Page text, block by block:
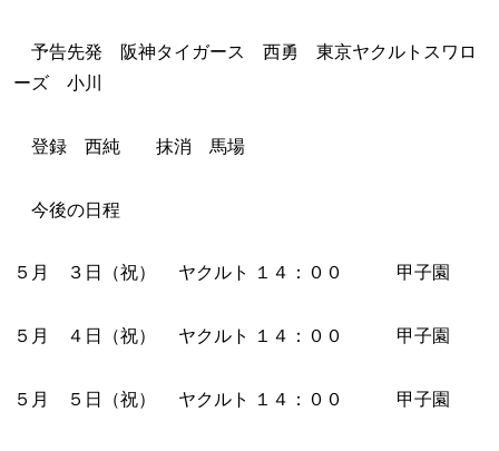
予告先発 阪神タイガース 西勇 東京ヤクルトスワロ
ーズ 小川
登録 西純 抹消 馬場
今後の日程
５月 ３日（祝） ヤクルト １４：００ 甲子園
５月 ４日（祝） ヤクルト １４：００ 甲子園
５月 ５日（祝） ヤクルト １４：００ 甲子園